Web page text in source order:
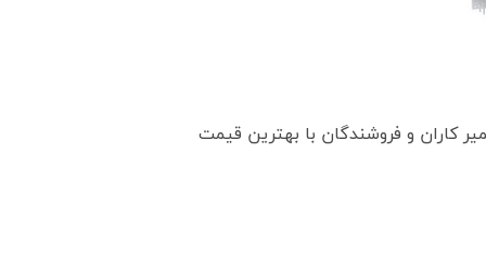
کاران و فروشندگان با بهترین قیمت